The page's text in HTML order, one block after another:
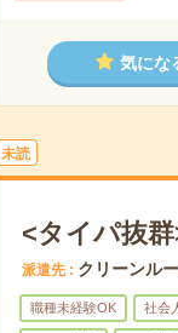
気にな
未読
<タイパ抜群
派遣先 クリーンル
職種未経験OK 社会